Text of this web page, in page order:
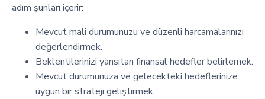
adım şunları içerir:
Mevcut mali durumunuzu ve düzenli harcamalarınızı
değerlendirmek.
Beklentilerinizi yansıtan finansal hedefler belirlemek.
Mevcut durumunuza ve gelecekteki hedeflerinize
uygun bir strateji geliştirmek.